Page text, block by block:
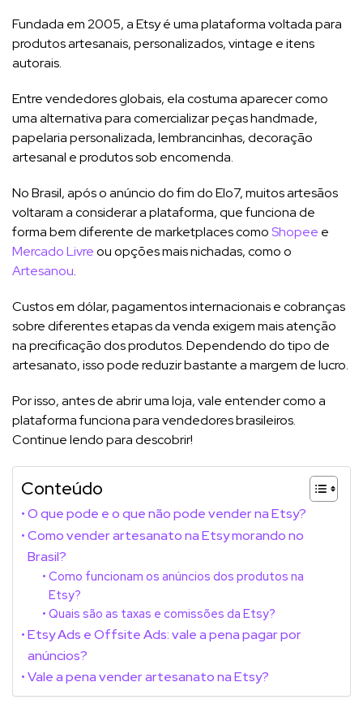
Fundada em 2005, a Etsy é uma plataforma voltada para
produtos artesanais, personalizados, vintage e itens
autorais.
Entre vendedores globais, ela costuma aparecer como
uma alternativa para comercializar peças handmade,
papelaria personalizada, lembrancinhas, decoração
artesanal e produtos sob encomenda.
No Brasil, após o anúncio do fim do Elo7, muitos artesãos
voltaram a considerar a plataforma, que funciona de
forma bem diferente de marketplaces comoShopee e
Mercado Livreou opções mais nichadas, como o
Artesanou.
Custos em dólar, pagamentos internacionais e cobranças
sobre diferentes etapas da venda exigem mais atenção
na precificação dos produtos. Dependendo do tipo de
artesanato, isso pode reduzir bastante a margem de lucro.
Por isso, antes de abrir uma loja, vale entender como a
plataforma funciona para vendedores brasileiros.
Continue lendo para descobrir!
Conteúdo
O que pode e o que não pode vender na Etsy?
Como vender artesanato na Etsy morando no
Brasil?
Como funcionam os anúncios dos produtos na
Etsy?
Quais são as taxas e comissões da Etsy?
Etsy Ads e Offsite Ads: vale a pena pagar por
anúncios?
Vale a pena vender artesanato na Etsy?